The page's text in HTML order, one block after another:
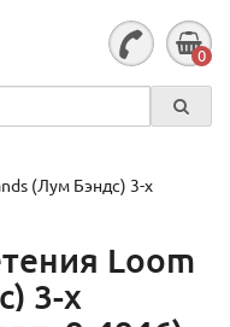
0
(Лум Бэндс) 3-х
Loom
3-х